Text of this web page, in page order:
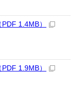
1.4MB）
1.9MB）